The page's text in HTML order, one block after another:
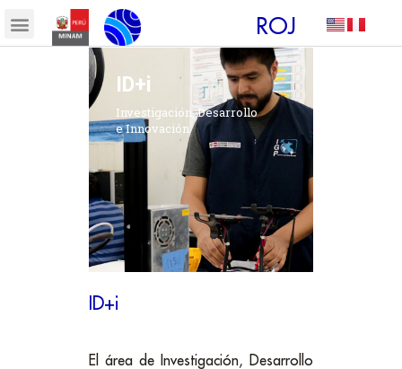
ROJ
ID+i
Investigación, Desarrollo
e Innovación
ID+i
El área de Investigación, Desarrollo